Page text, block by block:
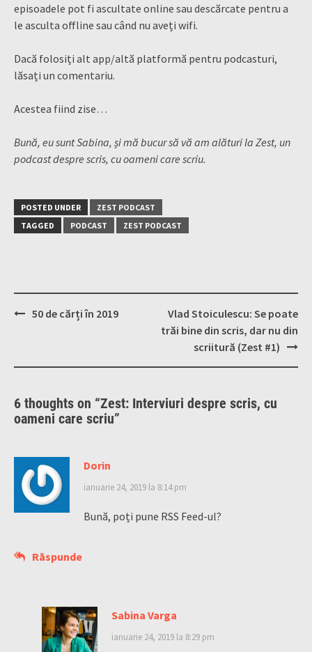
episoadele pot fi ascultate online sau descărcate pentru a
le asculta offline sau când nu aveți wifi.
Dacă folosiți alt app/altă platformă pentru podcasturi,
lăsați un comentariu.
Acestea fiind zise…
Bună, eu sunt Sabina, și mă bucur să vă am alături la Zest, un
podcast despre scris, cu oameni care scriu.
POSTED UNDER
ZEST PODCAST
TAGGED
PODCAST ZEST PODCAST
Post50 de cărți în 2019
Vlad Stoiculescu: Se poate
trăi bine din scris, dar nu din
scriitură (Zest #1)
6 thoughts on “Zest: Interviuri despre scris, cu
oameni care scriu”
Dorin
ianuarie 24, 2019 la 8:14 pm
Bună, poți pune RSS Feed-ul?
Răspunde
Sabina Varga
ianuarie 24, 2019 la 8:29 pm